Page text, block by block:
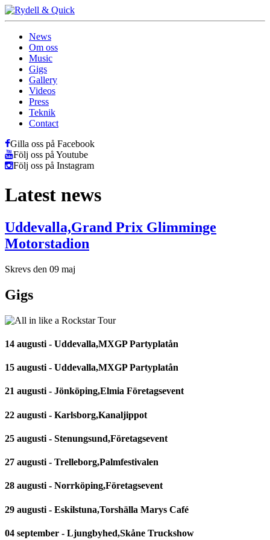
News
Om oss
Music
Gigs
Gallery
Videos
Press
Teknik
Contact
Gilla oss på Facebook
Följ oss på Youtube
Följ oss på Instagram
Latest news
Uddevalla,Grand Prix Glimminge
Motorstadion
Skrevs den 09 maj
Gigs
14 augusti - Uddevalla,MXGP Partyplatån
15 augusti - Uddevalla,MXGP Partyplatån
21 augusti - Jönköping,Elmia Företagsevent
22 augusti - Karlsborg,Kanaljippot
25 augusti - Stenungsund,Företagsevent
27 augusti - Trelleborg,Palmfestivalen
28 augusti - Norrköping,Företagsevent
29 augusti - Eskilstuna,Torshälla Marys Café
04 september - Ljungbyhed,Skåne Truckshow